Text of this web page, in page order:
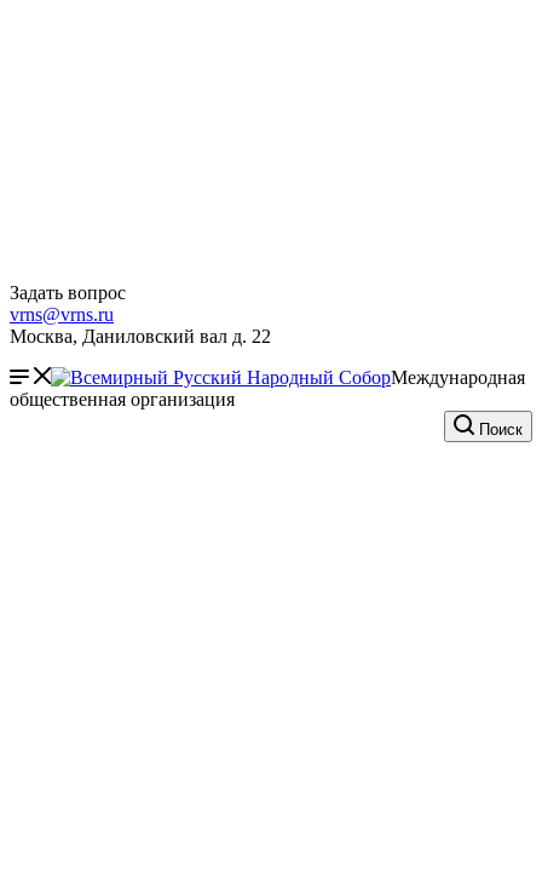
Задать вопрос
vrns@vrns.ru
Москва, Даниловский вал д. 22
Международная
общественная организация
Поиск